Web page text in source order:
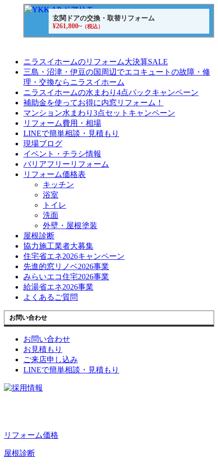
玄関ドアの交換・取替リフォーム
¥261,800~（税込）
ニラスイホームのリフォーム大決算SALE
三島・沼津・伊豆の国周辺でエコキュートの故障・修
理・交換ならニラスイホーム
ニラスイホームの水まわり4点パックキャンペーン
補助金を使ってお得に内窓リフォーム！
マンション水まわり3点セットキャンペーン
リフォーム費用・相場
LINEで簡単相談・見積もり
現場ブログ
イベント・チラシ情報
バリアフリーリフォーム
リフォーム価格表
キッチン
浴室
トイレ
洗面
外壁・屋根塗装
屋根診断
協力施工業者大募集
住宅省エネ2026キャンペーン
先進的窓リノベ2026事業
みらいエコ住宅2026事業
給湯省エネ2026事業
よくあるご質問
お問い合わせ
お問い合わせ
お見積もり
ご来店申し込み
LINEで簡単相談・見積もり
リフォーム価格
屋根診断